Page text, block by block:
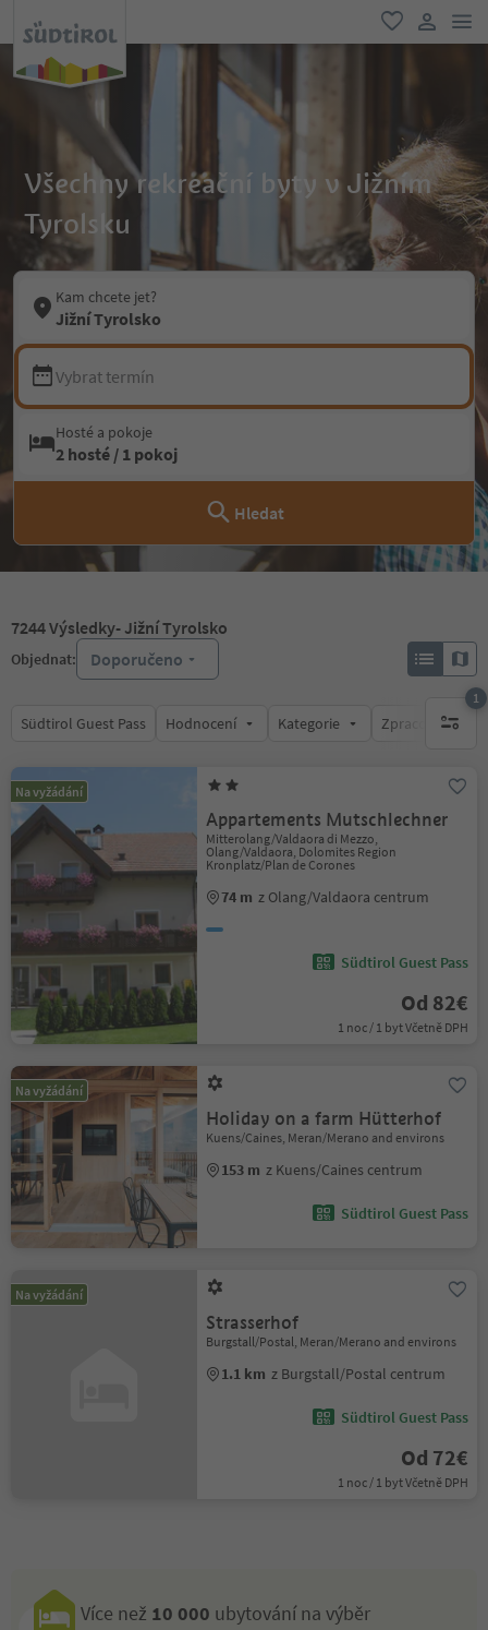
oblíbené
Všechny rekreační byty v Jižním
Tyrolsku
Kam chcete jet?
Jižní Tyrolsko
Vybrat termín
Hosté a pokoje
2 hosté / 1 pokoj
Hledat
7244Výsledky- Jižní Tyrolsko
Objednat: Doporučeno
Südtirol Guest Pass Hodnocení Kategorie Zpracovává
1
1
Na vyžádání
Appartements Mutschlechner
Mitterolang/Valdaora di Mezzo,
Olang/Valdaora, Dolomites Region
Kronplatz/Plan de Corones
74 m z Olang/Valdaora centrum
Südtirol Guest Pass
Od 82€
1 noc / 1 byt Včetně DPH
Na vyžádání
Holiday on a farm Hütterhof
Kuens/Caines, Meran/Merano and environs
153 m z Kuens/Caines centrum
Südtirol Guest Pass
Na vyžádání
Strasserhof
Burgstall/Postal, Meran/Merano and environs
1.1 km z Burgstall/Postal centrum
Südtirol Guest Pass
Od 72€
1 noc / 1 byt Včetně DPH
Více než 10 000 ubytování na výběr